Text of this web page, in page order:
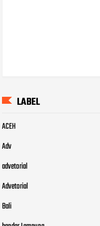
LABEL
ACEH
Adv
advetorial
Advetorial
Bali